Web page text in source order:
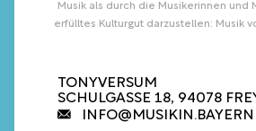
Musik als durch die Musikerinnen und
erfülltes Kulturgut darzustellen: Musik
TONYVERSUM
SCHULGASSE 18, 94078
INFO@MUSIKIN.BAYERN